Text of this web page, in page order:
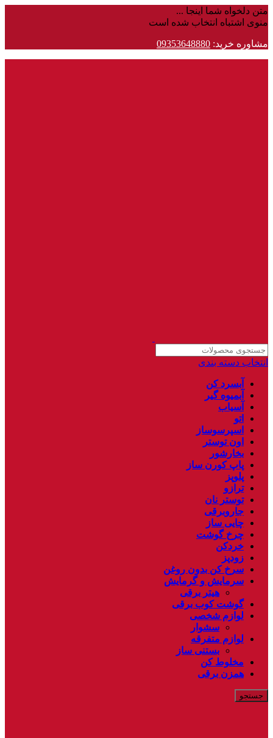
متن دلخواه شما اینجا ...
منوی اشتباه انتخاب شده است
مشاوره خرید: 09353648880
انتخاب دسته بندی
آبسرد کن
آبمیوه گیر
آسیاب
اتو
اسپرسوساز
اون توستر
بخارشور
پاپ کورن ساز
پلوپز
ترازو
توستر نان
جاروبرقی
چایی ساز
چرخ گوشت
خردکن
زودپز
سرخ کن بدون روغن
سرمایش و گرمایش
هیتر برقی
گوشت کوب برقی
لوازم شخصی
سشوار
لوازم متفرقه
بستنی ساز
مخلوط کن
همزن برقی
جستجو